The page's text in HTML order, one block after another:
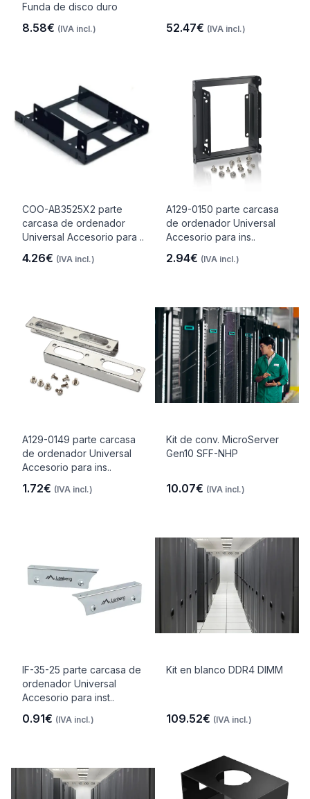
Funda de disco duro
8.58€ (IVA incl.) 52.47€ (IVA incl.)
COO-AB3525X2 parte
carcasa de ordenador
Universal Accesorio para ..
4.26€ (IVA incl.)
A129-0150 parte carcasa
de ordenador Universal
Accesorio para ins..
2.94€ (IVA incl.)
A129-0149 parte carcasa
de ordenador Universal
Accesorio para ins..
1.72€ (IVA incl.)
Kit de conv. MicroServer
Gen10 SFF-NHP
10.07€ (IVA incl.)
IF-35-25 parte carcasa de
ordenador Universal
Accesorio para inst..
0.91€ (IVA incl.)
Kit en blanco DDR4 DIMM
109.52€ (IVA incl.)